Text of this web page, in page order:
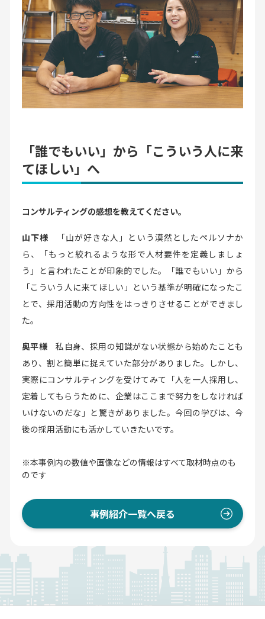
「誰でもいい」から「こういう人に来
てほしい」へ
コンサルティングの感想を教えてください。
山下様
「山が好きな人」という漠然としたペルソナか
ら、「もっと絞れるような形で人材要件を定義しましょ
う」と言われたことが印象的でした。「誰でもいい」から
「こういう人に来てほしい」という基準が明確になったこ
とで、採用活動の方向性をはっきりさせることができまし
た。
奥平様
私自身、採用の知識がない状態から始めたことも
あり、割と簡単に捉えていた部分がありました。しかし、
実際にコンサルティングを受けてみて「人を一人採用し、
定着してもらうために、企業はここまで努力をしなければ
いけないのだな」と驚きがありました。今回の学びは、今
後の採用活動にも活かしていきたいです。
※本事例内の数値や画像などの情報はすべて取材時点のも
のです
事例紹介一覧へ戻る